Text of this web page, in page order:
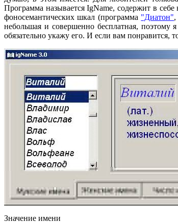
Программа называется IgName, содержит в
фоносемантических шкал (программа "Диатон",
небольшая и совершенно бесплатная,
обязательно укажу его. И если вам понравится,
Значение имени